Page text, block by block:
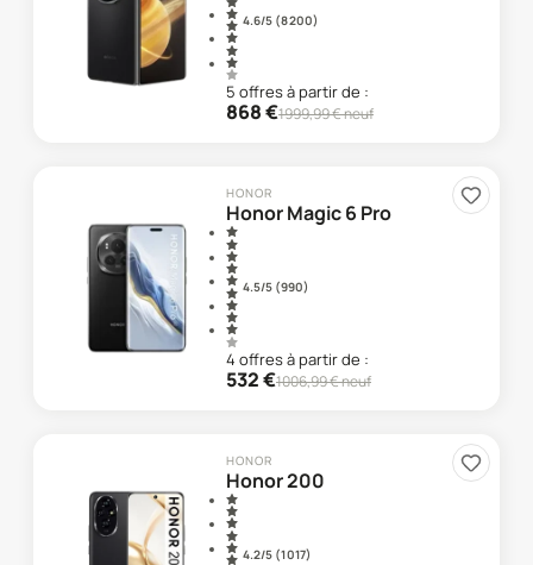
4.6/5 (8 200)
5 offresà partir de :
868€1999,99€ neuf
HONOR
Honor Magic 6 Pro
4.5/5 (990)
4 offresà partir de :
532€1006,99€ neuf
HONOR
Honor 200
4.2/5 (1 017)